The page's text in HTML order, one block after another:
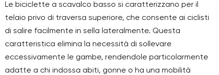
Le biciclette a scavalco basso si caratterizzano per il
telaio privo di traversa superiore, che consente ai ciclisti
di salire facilmente in sella lateralmente. Questa
caratteristica elimina la necessità di sollevare
eccessivamente le gambe, rendendole particolarmente
adatte a chi indossa abiti, gonne o ha una mobilità